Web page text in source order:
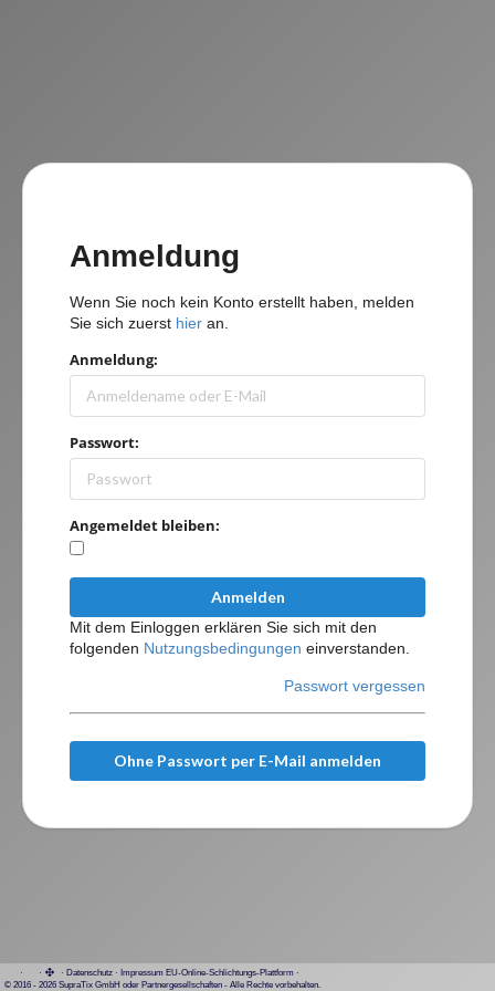
Anmeldung
Wenn Sie noch kein Konto erstellt haben, melden
Sie sich zuerst hier an.
Anmeldung:
Passwort:
Angemeldet bleiben:
Anmelden
Mit dem Einloggen erklären Sie sich mit den
folgenden Nutzungsbedingungen einverstanden.
Passwort vergessen
Ohne Passwort per E-Mail anmelden
· · · Datenschutz · Impressum EU-Online-Schlichtungs-Plattform ·
© 2016 - 2026 SupraTix GmbH oder Partnergesellschaften - Alle Rechte vorbehalten.